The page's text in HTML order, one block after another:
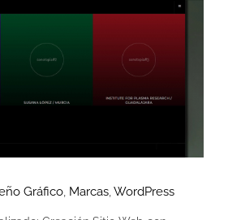
Gráfico, Marcas,WordPress